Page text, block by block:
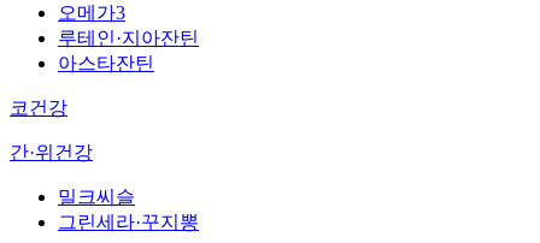
오메가3
루테인·지아잔틴
아스타잔틴
코건강
간·위건강
밀크씨슬
그린세라·꾸지뽕